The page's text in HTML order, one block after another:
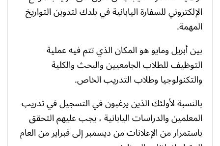
الإلكتروني للسفارة اليابانية في بلدك لتدوين التواريخ
المهمة.
بين أبريل ومايو هو المكان الذي تتم فيه عملية
التوظيف للطلاب الجامعيين والبحث والكلية
والتكنولوجيا وطلاب التدريب الخاص.
بالنسبة لأولئك الذين يرغبون في التسجيل في تدريب
المعلمين والدراسات اليابانية ، يجب عليهم التحقق
باستمرار من الإعلانات من ديسمبر إلى فبراير من العام